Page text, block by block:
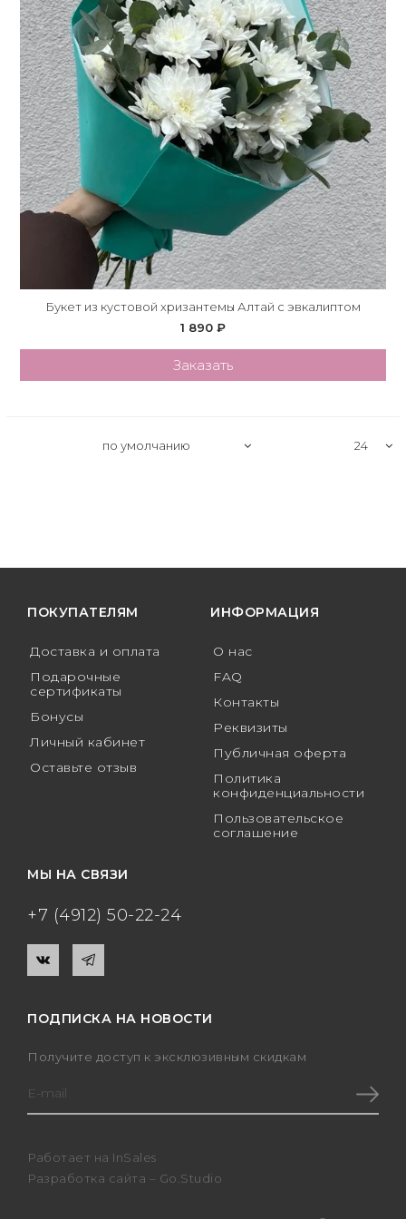
Букет из кустовой хризантемы Алтай с эвкалиптом
1 890 ₽
Заказать
ПОКУПАТЕЛЯМ
Доставка и оплата
Подарочные
сертификаты
Бонусы
Личный кабинет
Оставьте отзыв
ИНФОРМАЦИЯ
О нас
FAQ
Контакты
Реквизиты
Публичная оферта
Политика
конфиденциальности
Пользовательское
соглашение
МЫ НА СВЯЗИ
+7 (4912) 50-22-24
ПОДПИСКА НА НОВОСТИ
Получите доступ к эксклюзивным скидкам
Работает на InSales
Разработка сайта – Go.Studio